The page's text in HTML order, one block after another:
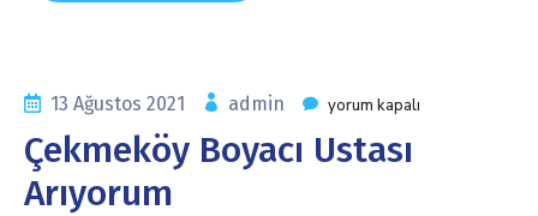
13 Ağustos 2021 admin yorum kapalı
Çekmeköy Boyacı Ustası
Arıyorum